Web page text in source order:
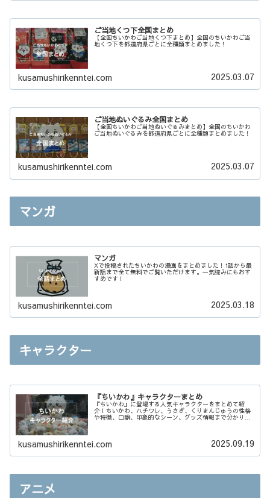
ご当地くつ下全国まとめ
【全国ちいかわご当地くつ下まとめ】全国のちいかわご当
地くつ下を都道府県ごとに全種類まとめました！
kusamushirikenntei.com 2025.03.07
ご当地ぬいぐるみ全国まとめ
【全国ちいかわご当地ぬいぐるみまとめ】全国のちいかわ
ご当地ぬいぐるみを都道府県ごとに全種類まとめました！
kusamushirikenntei.com 2025.03.07
マンガ
マンガ
Xで投稿されたちいかわの漫画をまとめました！1話から最
新話まで全て無料でご覧いただけます。一気読みにもおす
すめです！
kusamushirikenntei.com 2025.03.18
キャラクター
『ちいかわ』キャラクターまとめ
『ちいかわ』に登場する人気キャラクターをまとめて紹
介！ちいかわ、ハチワレ、うさぎ、くりまんじゅうの性格
や特徴、口癖、印象的なシーン、グッズ情報まで分かりや
kusamushirikenntei.com 2025.09.19
アニメ